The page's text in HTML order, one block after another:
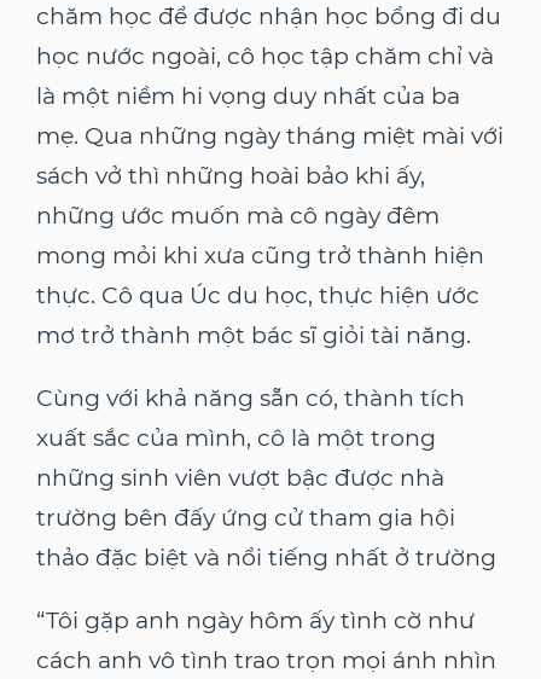
chăm học để được nhận học bổng đi du
học nước ngoài, cô học tập chăm chỉ và
là một niềm hi vọng duy nhất của ba
mẹ. Qua những ngày tháng miệt mài với
sách vở thì những hoài bảo khi ấy,
những ước muốn mà cô ngày đêm
mong mỏi khi xưa cũng trở thành hiện
thực. Cô qua Úc du học, thực hiện ước
mơ trở thành một bác sĩ giỏi tài năng.
Cùng với khả năng sẵn có, thành tích
xuất sắc của mình, cô là một trong
những sinh viên vượt bậc được nhà
trường bên đấy ứng cử tham gia hội
thảo đặc biệt và nổi tiếng nhất ở trường
“Tôi gặp anh ngày hôm ấy tình cờ như
cách anh vô tình trao trọn mọi ánh nhìn